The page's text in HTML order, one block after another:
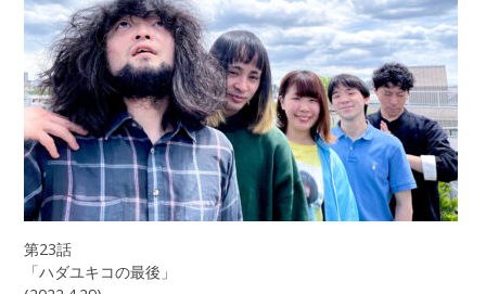
第23話
「ハダユキコの最後」